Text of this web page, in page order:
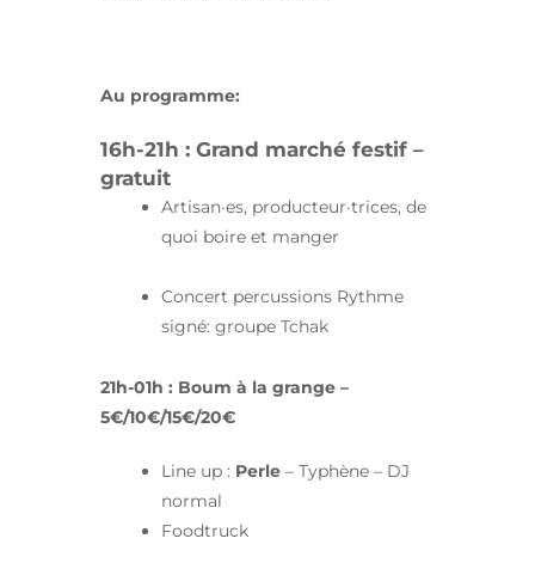
Au programme:
16h-21h : Grand marché festif –
gratuit
Artisan·es, producteur·trices, de
quoi boire et manger
Concert percussions Rythme
signé: groupe Tchak
21h-01h : Boum à la grange –
5€/10€/15€/20€
Line up : Perle – Typhène – DJ
normal
Foodtruck